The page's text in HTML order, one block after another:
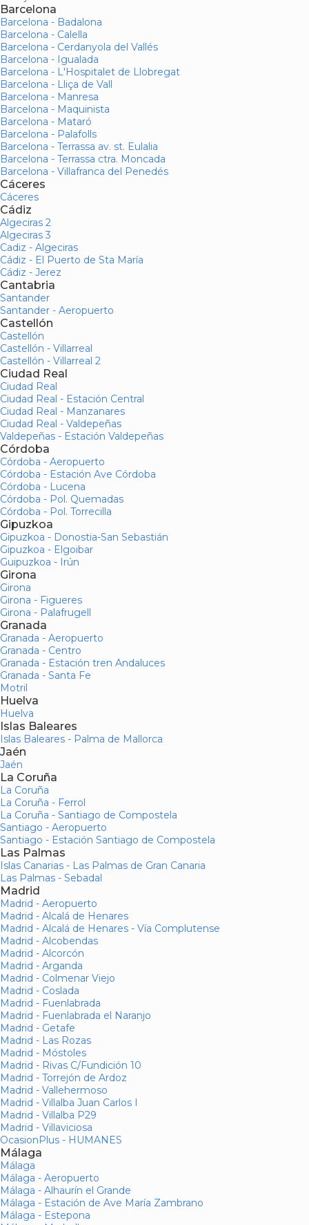
Barcelona
Barcelona - Badalona
Barcelona - Calella
Barcelona - Cerdanyola del Vallés
Barcelona - Igualada
Barcelona - L'Hospitalet de Llobregat
Barcelona - Lliça de Vall
Barcelona - Manresa
Barcelona - Maquinista
Barcelona - Mataró
Barcelona - Palafolls
Barcelona - Terrassa av. st. Eulalia
Barcelona - Terrassa ctra. Moncada
Barcelona - Villafranca del Penedés
Cáceres
Cáceres
Cádiz
Algeciras 2
Algeciras 3
Cadiz - Algeciras
Cádiz - El Puerto de Sta María
Cádiz - Jerez
Cantabria
Santander
Santander - Aeropuerto
Castellón
Castellón
Castellón - Villarreal
Castellón - Villarreal 2
Ciudad Real
Ciudad Real
Ciudad Real - Estación Central
Ciudad Real - Manzanares
Ciudad Real - Valdepeñas
Valdepeñas - Estación Valdepeñas
Córdoba
Córdoba - Aeropuerto
Córdoba - Estación Ave Córdoba
Córdoba - Lucena
Córdoba - Pol. Quemadas
Córdoba - Pol. Torrecilla
Gipuzkoa
Gipuzkoa - Donostia-San Sebastián
Gipuzkoa - Elgoibar
Guipuzkoa - Irún
Girona
Girona
Girona - Figueres
Girona - Palafrugell
Granada
Granada - Aeropuerto
Granada - Centro
Granada - Estación tren Andaluces
Granada - Santa Fe
Motril
Huelva
Huelva
Islas Baleares
Islas Baleares - Palma de Mallorca
Jaén
Jaén
La Coruña
La Coruña
La Coruña - Ferrol
La Coruña - Santiago de Compostela
Santiago - Aeropuerto
Santiago - Estación Santiago de Compostela
Las Palmas
Islas Canarias - Las Palmas de Gran Canaria
Las Palmas - Sebadal
Madrid
Madrid - Aeropuerto
Madrid - Alcalá de Henares
Madrid - Alcalá de Henares - Vía Complutense
Madrid - Alcobendas
Madrid - Alcorcón
Madrid - Arganda
Madrid - Colmenar Viejo
Madrid - Coslada
Madrid - Fuenlabrada
Madrid - Fuenlabrada el Naranjo
Madrid - Getafe
Madrid - Las Rozas
Madrid - Móstoles
Madrid - Rivas C/Fundición 10
Madrid - Torrejón de Ardoz
Madrid - Vallehermoso
Madrid - Villalba Juan Carlos I
Madrid - Villalba P29
Madrid - Villaviciosa
OcasionPlus - HUMANES
Málaga
Málaga
Málaga - Aeropuerto
Málaga - Alhaurín el Grande
Málaga - Estación de Ave María Zambrano
Málaga - Estepona